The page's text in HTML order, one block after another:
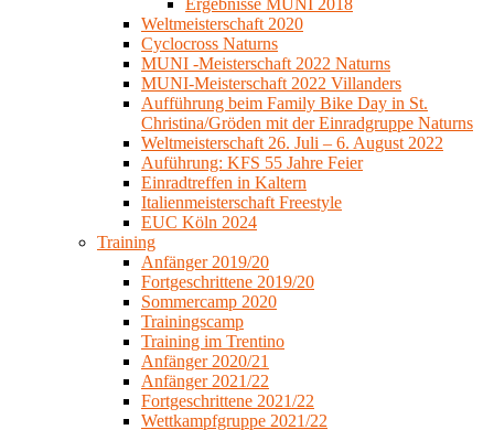
Ergebnisse MUNI 2018
Weltmeisterschaft 2020
Cyclocross Naturns
MUNI -Meisterschaft 2022 Naturns
MUNI-Meisterschaft 2022 Villanders
Aufführung beim Family Bike Day in St.
Christina/Gröden mit der Einradgruppe Naturns
Weltmeisterschaft 26. Juli – 6. August 2022
Auführung: KFS 55 Jahre Feier
Einradtreffen in Kaltern
Italienmeisterschaft Freestyle
EUC Köln 2024
Training
Anfänger 2019/20
Fortgeschrittene 2019/20
Sommercamp 2020
Trainingscamp
Training im Trentino
Anfänger 2020/21
Anfänger 2021/22
Fortgeschrittene 2021/22
Wettkampfgruppe 2021/22